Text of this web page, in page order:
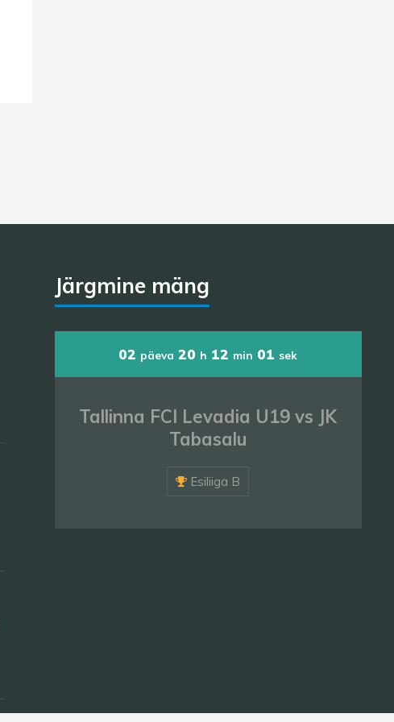
Järgmine mäng
02 päeva 20 h 12 min 00 sek
Tallinna FCI Levadia U19 vs JK
Tabasalu
Esiliiga B